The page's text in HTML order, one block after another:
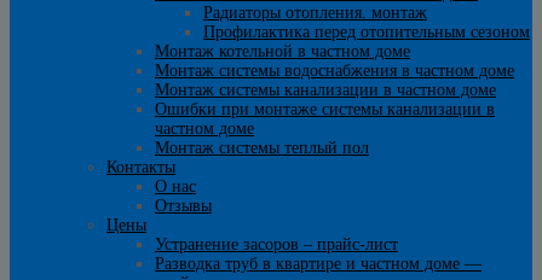
Радиаторы отопления. монтаж
Профилактика перед отопительным сезоном
Монтаж котельной в частном доме
Монтаж системы водоснабжения в частном доме
Монтаж системы канализации в частном доме
Ошибки при монтаже системы канализации в
частном доме
Монтаж системы теплый пол
Контакты
О нас
Отзывы
Цены
Устранение засоров – прайс-лист
Разводка труб в квартире и частном доме —